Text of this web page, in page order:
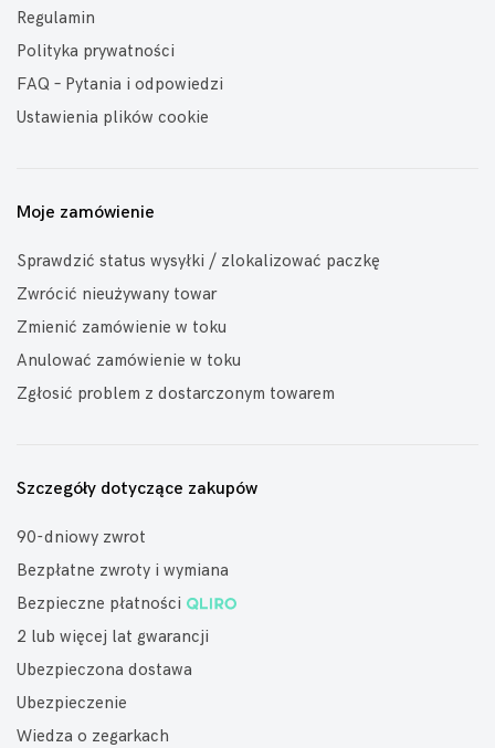
Regulamin
Polityka prywatności
FAQ – Pytania i odpowiedzi
Ustawienia plików cookie
Moje zamówienie
Sprawdzić status wysyłki / zlokalizować paczkę
Zwrócić nieużywany towar
Zmienić zamówienie w toku
Anulować zamówienie w toku
Zgłosić problem z dostarczonym towarem
Szczegóły dotyczące zakupów
90-dniowy zwrot
Bezpłatne zwroty i wymiana
Bezpieczne płatności
2 lub więcej lat gwarancji
Ubezpieczona dostawa
Ubezpieczenie
Wiedza o zegarkach